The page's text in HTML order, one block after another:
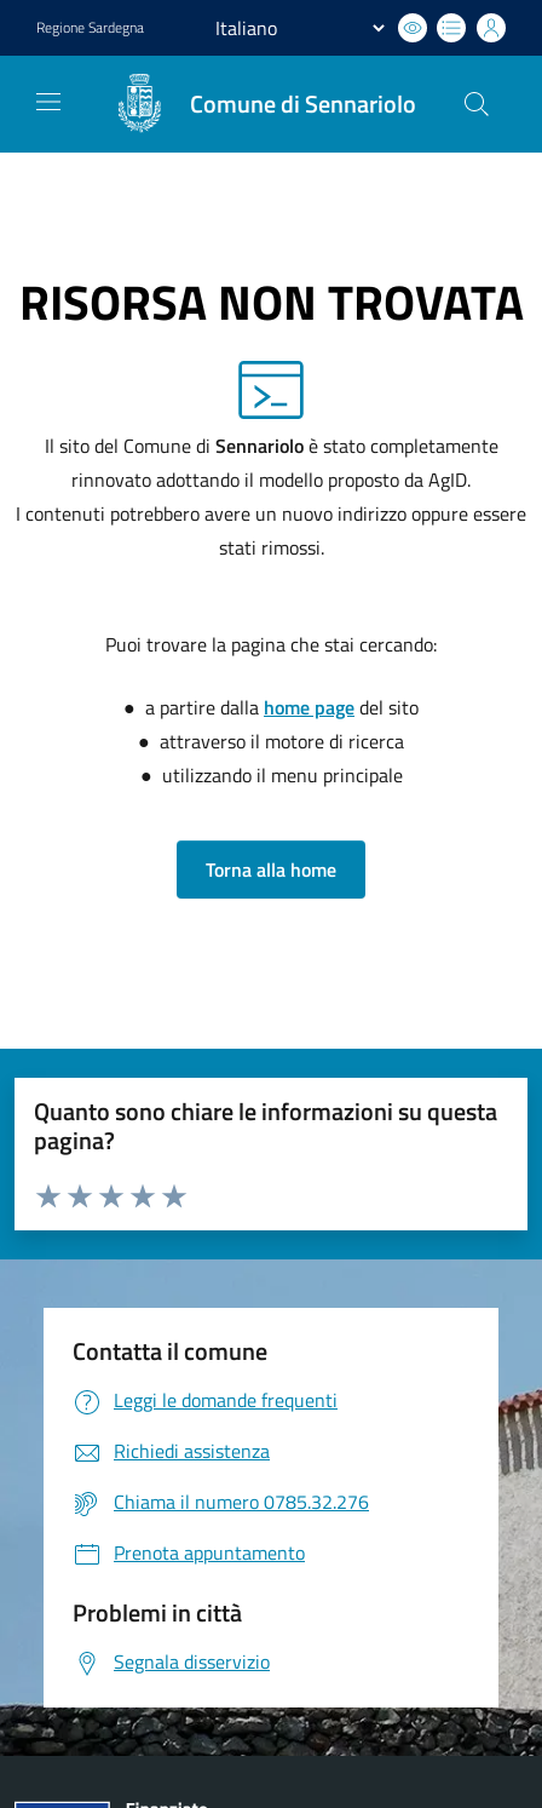
RegioneSardegna
Comune di Sennariolo
RISORSA NON TROVATA
Il sito del Comune di Sennarioloè stato completamente
rinnovato adottando il modello proposto da AgID.
I contenuti potrebbero avere un nuovo indirizzo oppure essere
stati rimossi.
Puoi trovare la pagina che stai cercando:
● a partire dalla home pagedel sito
● attraverso il motore di ricerca
● utilizzando il menu principale
Torna alla home
Quanto sono chiare le informazioni su questa
pagina?
Valuta da 1 a 5 stelle la pagina
Valuta 5 stelle su 5
Valuta 4 stelle su 5
Valuta 3 stelle su 5
Valuta 2 stelle su 5
Valuta 1 stelle su 5
Contatta il comune
Leggi le domande frequenti
Richiedi assistenza
Chiama il numero 0785.32.276
Prenota appuntamento
Problemi in città
Segnala disservizio